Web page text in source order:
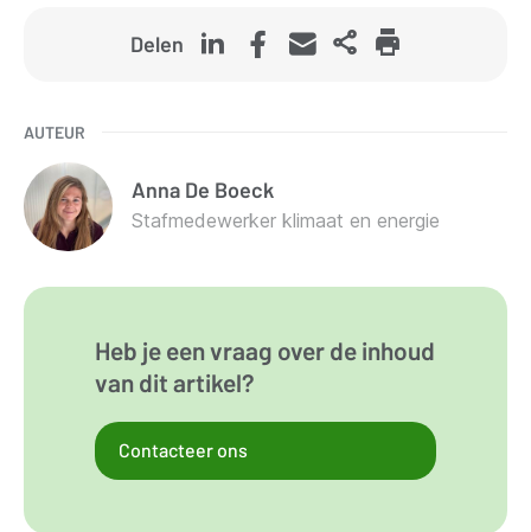
Delen
AUTEUR
Anna De Boeck
Stafmedewerker klimaat en energie
Heb je een vraag over de inhoud
van dit artikel?
Contacteer ons